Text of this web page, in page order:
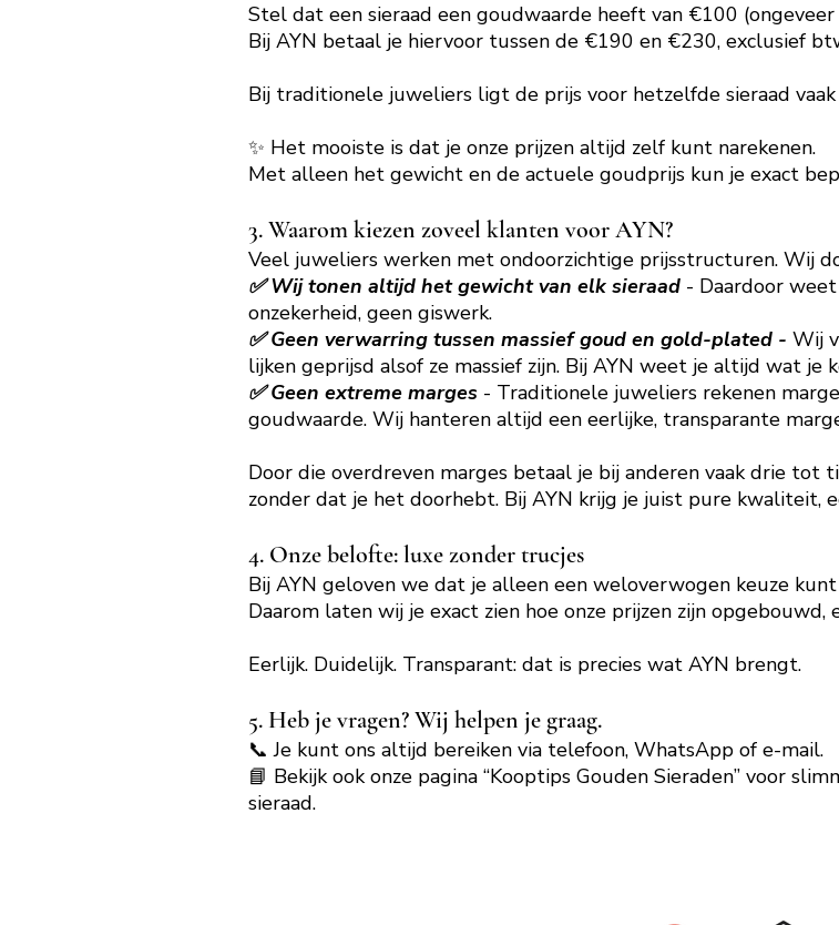
Stel dat een sieraad een goudwaarde heeft van €100
Bij AYN betaal je hiervoor tussen de €190 en €230, exclusief
Bij traditionele juweliers ligt de prijs voor hetzelfde sieraad
✨ Het mooiste is dat je onze prijzen altijd zelf kunt narekenen.
Met alleen het gewicht en de actuele goudprijs kun je exact
3. Waarom kiezen zoveel klanten voor AYN?
Veel juweliers werken met ondoorzichtige prijsstructuren. Wij
✅ Wij tonen altijd het gewicht van elk sieraad - Daardoor
onzekerheid, geen giswerk.
✅ Geen verwarring tussen massief goud en gold-plated - Wij
lijken geprijsd alsof ze massief zijn. Bij AYN weet je altijd wat je
✅ Geen extreme marges - Traditionele juweliers rekenen
goudwaarde. Wij hanteren altijd een eerlijke, transparante
Door die overdreven marges betaal je bij anderen vaak drie
zonder dat je het doorhebt. Bij AYN krijg je juist pure kwaliteit,
4. Onze belofte: luxe zonder trucjes
Bij AYN geloven we dat je alleen een weloverwogen keuze
Daarom laten wij je exact zien hoe onze prijzen zijn
Eerlijk. Duidelijk. Transparant: dat is precies wat AYN brengt.
5. Heb je vragen? Wij helpen je graag.
📞 Je kunt ons altijd bereiken via telefoon, WhatsApp of e-mail.
📘 Bekijk ook onze pagina “Kooptips Gouden Sieraden” voor
sieraad.